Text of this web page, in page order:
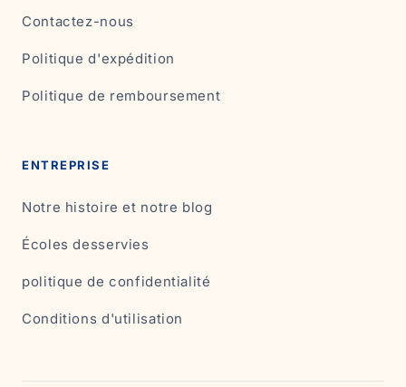
Contactez-nous
Politique d'expédition
Politique de remboursement
ENTREPRISE
Notre histoire et notre blog
Écoles desservies
politique de confidentialité
Conditions d'utilisation